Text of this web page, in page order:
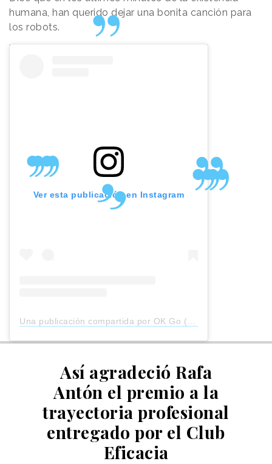
humana, han querido dejar una bonita canción para
los robots.
Ver esta publicación en Instagram
Una publicación compartida por OK Go (@okgo)
Así agradeció Rafa
Antón el premio a la
trayectoria profesional
entregado por el Club
Eficacia